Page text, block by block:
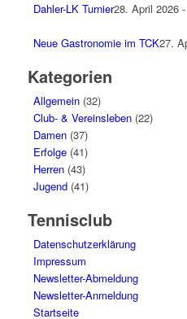
Dahler-LK Turnier28. April 2026
Neue Gastronomie im TCK27.
Kategorien
Allgemein(32)
Club- & Vereinsleben(22)
Damen(37)
Erfolge(41)
Herren(43)
Jugend(41)
Tennisclub
Datenschutzerklärung
Impressum
Newsletter-Abmeldung
Newsletter-Anmeldung
Startseite